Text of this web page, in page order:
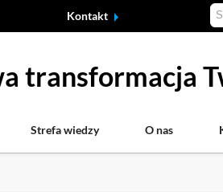
Kontakt
transformacja
Strefa wiedzy O nas